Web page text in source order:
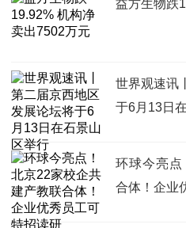
益方生物跌
世界观速讯
于6月13日
环球今亮点
合体！企业